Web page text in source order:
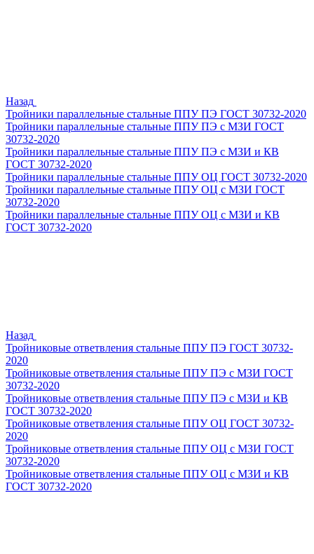
Назад
Тройники параллельные стальные ППУ ПЭ ГОСТ 30732-2020
Тройники параллельные стальные ППУ ПЭ с МЗИ ГОСТ
30732-2020
Тройники параллельные стальные ППУ ПЭ с МЗИ и КВ
ГОСТ 30732-2020
Тройники параллельные стальные ППУ ОЦ ГОСТ 30732-2020
Тройники параллельные стальные ППУ ОЦ с МЗИ ГОСТ
30732-2020
Тройники параллельные стальные ППУ ОЦ с МЗИ и КВ
ГОСТ 30732-2020
Назад
Тройниковые ответвления стальные ППУ ПЭ ГОСТ 30732-
2020
Тройниковые ответвления стальные ППУ ПЭ с МЗИ ГОСТ
30732-2020
Тройниковые ответвления стальные ППУ ПЭ с МЗИ и КВ
ГОСТ 30732-2020
Тройниковые ответвления стальные ППУ ОЦ ГОСТ 30732-
2020
Тройниковые ответвления стальные ППУ ОЦ с МЗИ ГОСТ
30732-2020
Тройниковые ответвления стальные ППУ ОЦ с МЗИ и КВ
ГОСТ 30732-2020